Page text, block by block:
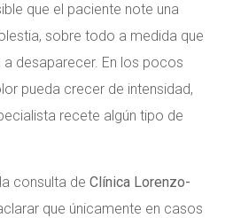
que el paciente note una
sobre todo a medida que
a desaparecer. En los pocos
pueda crecer de intensidad,
recete algún tipo de
consulta de Clínica Lorenzo-
que únicamente en casos